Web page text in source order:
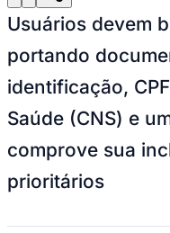
Usuários devem
portando
identificação,
Saúde (CNS) e
comprove sua
prioritários